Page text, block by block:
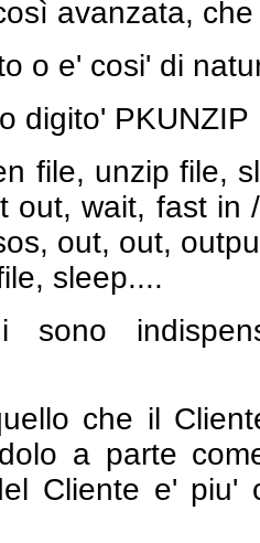
avanzata,
o e' cosi' di
digito' PKUNZIP
file, unzip file,
out, wait, fast in
out, out,
sleep....
sono
che il
a parte
Cliente e' piu'